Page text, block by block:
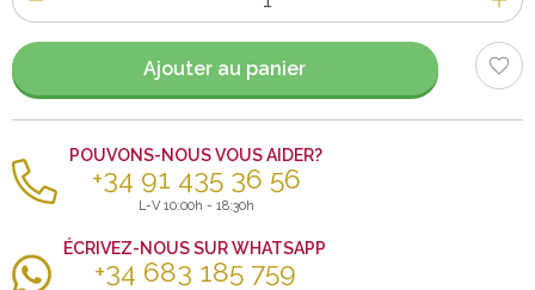
d'items
Ajouter au panier
POUVONS-NOUS VOUS AIDER?
+34 91 435 36 56
L-V 10:00h - 18:30h
ÉCRIVEZ-NOUS SUR WHATSAPP
+34 683 185 759